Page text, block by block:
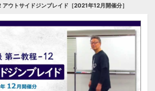
ウトサイドジンブレイド［2021年12月開催分］